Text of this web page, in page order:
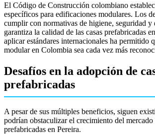
El Código de Construcción colombiano
específicos para edificaciones modulares. Los
cumplir con normativas de higiene, seguridad
garantiza la calidad de las casas prefabricadas
aplicar estándares internacionales ha permitido
modular en Colombia sea cada vez más
Desafíos en la adopción de
prefabricadas
A pesar de sus múltiples beneficios, siguen
podrían obstaculizar el crecimiento del mercado
prefabricadas en Pereira.